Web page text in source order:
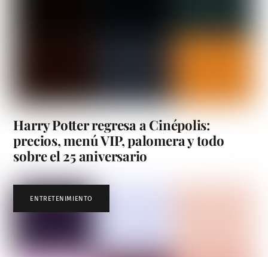
Harry Potter regresa a Cinépolis:
precios, menú VIP, palomera y todo
sobre el 25 aniversario
ENTRETENIMIENTO